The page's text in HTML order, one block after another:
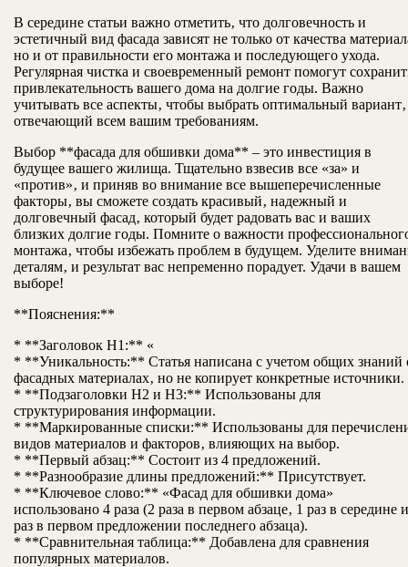
В середине статьи важно отметить‚ что долговечность и
эстетичный вид фасада зависят не только от качества
но и от правильности его монтажа и последующего ухода.
Регулярная чистка и своевременный ремонт помогут
привлекательность вашего дома на долгие годы. Важно
учитывать все аспекты‚ чтобы выбрать оптимальный вариант‚
отвечающий всем вашим требованиям.
Выбор **фасада для обшивки дома** – это инвестиция в
будущее вашего жилища. Тщательно взвесив все «за» и
«против»‚ и приняв во внимание все вышеперечисленные
факторы‚ вы сможете создать красивый‚ надежный и
долговечный фасад‚ который будет радовать вас и ваших
близких долгие годы. Помните о важности
монтажа‚ чтобы избежать проблем в будущем. Уделите
деталям‚ и результат вас непременно порадует. Удачи в вашем
выборе!
**Пояснения:**
* **Заголовок H1:** «
* **Уникальность:** Статья написана с учетом общих знаний
фасадных материалах‚ но не копирует конкретные источники.
* **Подзаголовки H2 и H3:** Использованы для
структурирования информации.
* **Маркированные списки:** Использованы для
видов материалов и факторов‚ влияющих на выбор.
* **Первый абзац:** Состоит из 4 предложений.
* **Разнообразие длины предложений:** Присутствует.
* **Ключевое слово:** «Фасад для обшивки дома»
использовано 4 раза (2 раза в первом абзаце‚ 1 раз в середине
раз в первом предложении последнего абзаца).
* **Сравнительная таблица:** Добавлена для сравнения
популярных материалов.